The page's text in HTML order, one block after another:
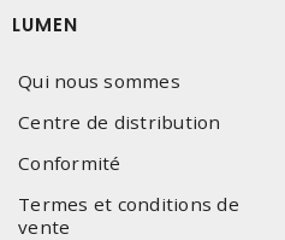
LUMEN
Qui nous sommes
Centre de distribution
Conformité
Termes et conditions de
vente